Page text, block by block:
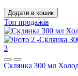
Додати в кошик
Топ продажів
3
Склянка 300 мл